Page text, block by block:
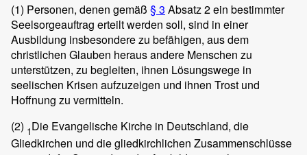
(1) Personen, denen gemäß § 3 Absatz 2 ein bestimmter
Seelsorgeauftrag erteilt werden soll, sind in einer
Ausbildung insbesondere zu befähigen, aus dem
christlichen Glauben heraus andere Menschen zu
unterstützen, zu begleiten, ihnen Lösungswege in
seelischen Krisen aufzuzeigen und ihnen Trost und
Hoffnung zu vermitteln.
(2) 1Die Evangelische Kirche in Deutschland, die
Gliedkirchen und die gliedkirchlichen Zusammenschlüsse